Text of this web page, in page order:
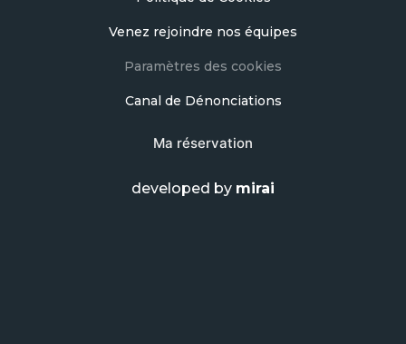
Venez rejoindre nos équipes
Paramètres des cookies
Canal de Dénonciations
Ma réservation
developed by mirai